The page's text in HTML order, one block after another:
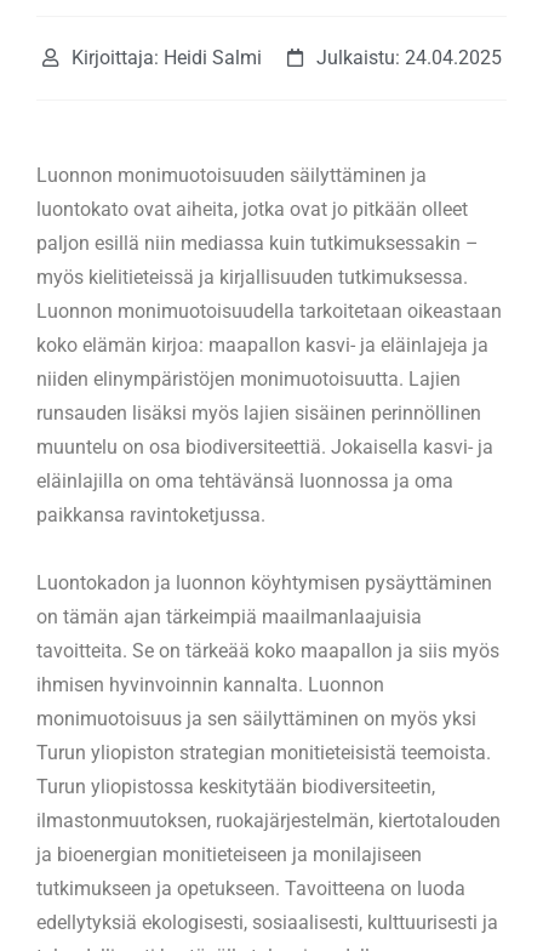
Kirjoittaja: Heidi Salmi Julkaistu: 24.04.2025
Luonnon monimuotoisuuden säilyttäminen ja
luontokato ovat aiheita, jotka ovat jo pitkään olleet
paljon esillä niin mediassa kuin tutkimuksessakin –
myös kielitieteissä ja kirjallisuuden tutkimuksessa.
Luonnon monimuotoisuudella tarkoitetaan oikeastaan
koko elämän kirjoa: maapallon kasvi- ja eläinlajeja ja
niiden elinympäristöjen monimuotoisuutta. Lajien
runsauden lisäksi myös lajien sisäinen perinnöllinen
muuntelu on osa biodiversiteettiä. Jokaisella kasvi- ja
eläinlajilla on oma tehtävänsä luonnossa ja oma
paikkansa ravintoketjussa.
Luontokadon ja luonnon köyhtymisen pysäyttäminen
on tämän ajan tärkeimpiä maailmanlaajuisia
tavoitteita. Se on tärkeää koko maapallon ja siis myös
ihmisen hyvinvoinnin kannalta. Luonnon
monimuotoisuus ja sen säilyttäminen on myös yksi
Turun yliopiston strategian monitieteisistä teemoista.
Turun yliopistossa keskitytään biodiversiteetin,
ilmastonmuutoksen, ruokajärjestelmän, kiertotalouden
ja bioenergian monitieteiseen ja monilajiseen
tutkimukseen ja opetukseen. Tavoitteena on luoda
edellytyksiä ekologisesti, sosiaalisesti, kulttuurisesti ja